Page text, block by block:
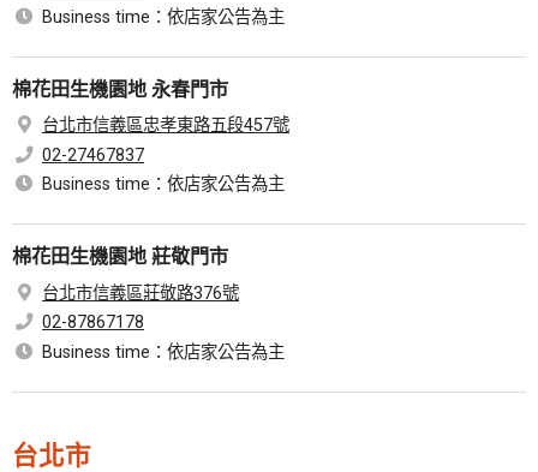
Business time：依店家公告為主
棉花田生機園地 永春門市
台北市信義區忠孝東路五段457號
02-27467837
Business time：依店家公告為主
棉花田生機園地 莊敬門市
台北市信義區莊敬路376號
02-87867178
Business time：依店家公告為主
台北市